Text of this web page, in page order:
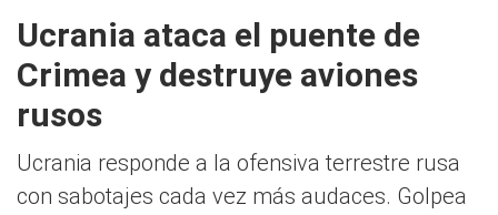
Ucrania ataca el puente de
Crimea y destruye aviones
rusos
Ucrania responde a la ofensiva terrestre rusa
con sabotajes cada vez más audaces. Golpea